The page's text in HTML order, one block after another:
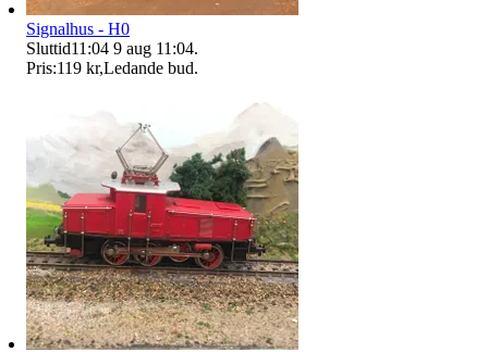
Signalhus - H0
Sluttid11:04 9 aug 11:04.
Pris:119 kr,Ledande bud.